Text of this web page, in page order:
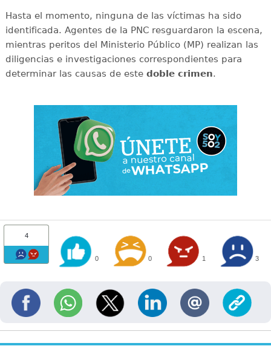
Hasta el momento, ninguna de las víctimas ha sido
identificada. Agentes de la PNC resguardaron la escena,
mientras peritos del Ministerio Público (MP) realizan las
diligencias e investigaciones correspondientes para
determinar las causas de este doble crimen.
4
0 0 1 3